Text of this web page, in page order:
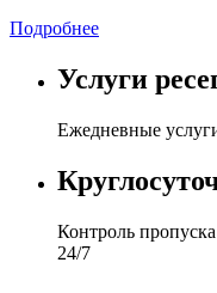
Подробнее
Услуги
Ежедневные
Контроль
24/7